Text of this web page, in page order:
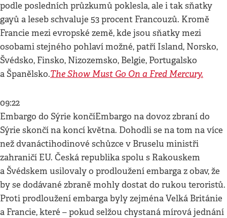
podle posledních průzkumů poklesla, ale i tak sňatky
gayů a leseb schvaluje 53 procent Francouzů. Kromě
Francie mezi evropské země, kde jsou sňatky mezi
osobami stejného pohlaví možné, patří Island, Norsko,
Švédsko, Finsko, Nizozemsko, Belgie, Portugalsko
a Španělsko.The Show Must Go On a Fred Mercury.
09:22
Embargo do Sýrie končíEmbargo na dovoz zbraní do
Sýrie skončí na koncí května. Dohodli se na tom na více
než dvanáctihodinové schůzce v Bruselu ministři
zahraničí EU. Česká republika spolu s Rakouskem
a Švédskem usilovaly o prodloužení embarga z obav, že
by se dodávané zbraně mohly dostat do rukou teroristů.
Proti prodloužení embarga byly zejména Velká Británie
a Francie, které – pokud selžou chystaná mírová jednání